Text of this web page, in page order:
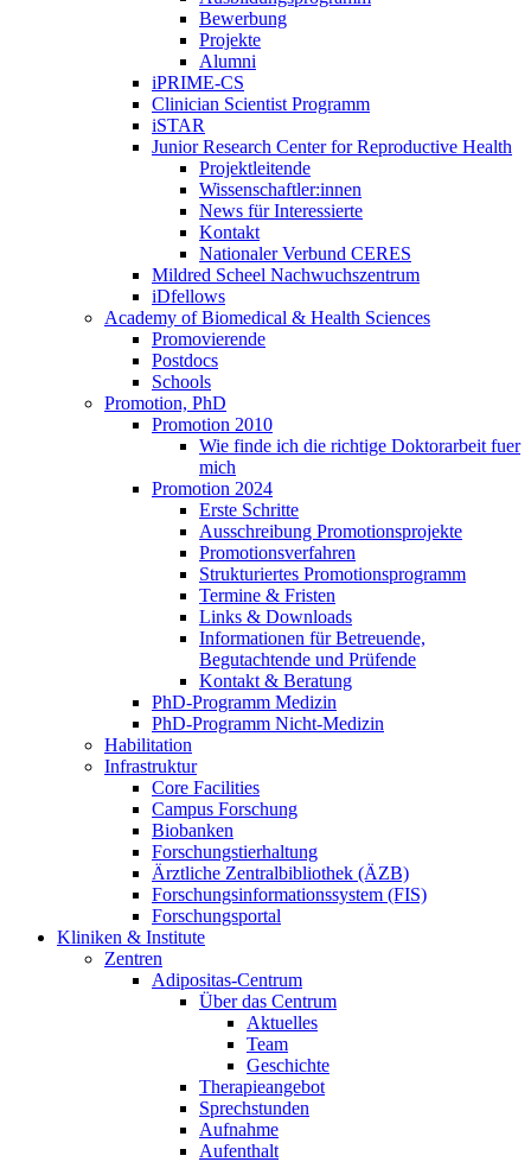
Bewerbung
Projekte
Alumni
iPRIME-CS
Clinician Scientist Programm
iSTAR
Junior Research Center for Reproductive Health
Projektleitende
Wissenschaftler:innen
News für Interessierte
Kontakt
Nationaler Verbund CERES
Mildred Scheel Nachwuchszentrum
iDfellows
Academy of Biomedical & Health Sciences
Promovierende
Postdocs
Schools
Promotion, PhD
Promotion 2010
Wie finde ich die richtige Doktorarbeit fuer
mich
Promotion 2024
Erste Schritte
Ausschreibung Promotionsprojekte
Promotionsverfahren
Strukturiertes Promotionsprogramm
Termine & Fristen
Links & Downloads
Informationen für Betreuende,
Begutachtende und Prüfende
Kontakt & Beratung
PhD-Programm Medizin
PhD-Programm Nicht-Medizin
Habilitation
Infrastruktur
Core Facilities
Campus Forschung
Biobanken
Forschungstierhaltung
Ärztliche Zentralbibliothek (ÄZB)
Forschungsinformationssystem (FIS)
Forschungsportal
Kliniken & Institute
Zentren
Adipositas-Centrum
Über das Centrum
Aktuelles
Team
Geschichte
Therapieangebot
Sprechstunden
Aufnahme
Aufenthalt